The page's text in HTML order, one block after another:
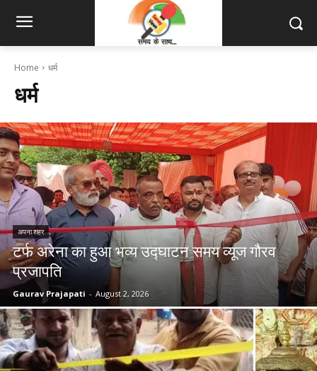
Home धर्म
धर्म
अपना शहर
टर्फ अरेना का हुआ भव्य उद्घाटन समय व्यूज गौरव
प्रजापति
Gaurav Prajapati - August 2, 2026